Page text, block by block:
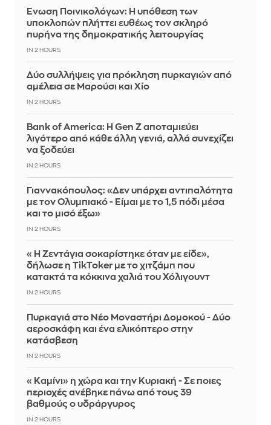
Ένωση Ποινικολόγων: Η υπόθεση των
υποκλοπών πλήττει ευθέως τον σκληρό
πυρήνα της δημοκρατικής λειτουργίας
IN 2 HOURS
Δύο συλλήψεις για πρόκληση πυρκαγιών από
αμέλεια σε Μαρούσι και Χίο
IN 2 HOURS
Bank of America: Η Gen Z αποταμιεύει
λιγότερο από κάθε άλλη γενιά, αλλά συνεχίζει
να ξοδεύει
IN 2 HOURS
Γιαννακόπουλος: «Δεν υπάρχει αντιπαλότητα
με τον Ολυμπιακό - Είμαι με το 1,5 πόδι μέσα
και το μισό έξω»
IN 2 HOURS
«Η Ζεντάγια σοκαρίστηκε όταν με είδε»,
δήλωσε η TikToker με το χιτζάμπ που
κατακτά τα κόκκινα χαλιά του Χόλιγουντ
IN 2 HOURS
Πυρκαγιά στο Νέο Μοναστήρι Δομοκού - Δύο
αεροσκάφη και ένα ελικόπτερο στην
κατάσβεση
IN 2 HOURS
«Καμίνι» η χώρα και την Κυριακή - Σε ποιες
περιοχές ανέβηκε πάνω από τους 39
βαθμούς ο υδράργυρος
IN 2 HOURS